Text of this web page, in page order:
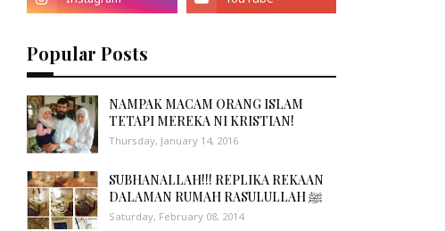
Popular Posts
NAMPAK MACAM ORANG ISLAM
TETAPI MEREKA NI KRISTIAN!
Thursday, January 14, 2016
SUBHANALLAH!!! REPLIKA REKAAN
DALAMAN RUMAH RASULULLAH ﷺ
Saturday, February 08, 2014